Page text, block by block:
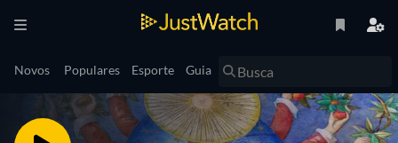
Novos Populares Esporte Guia